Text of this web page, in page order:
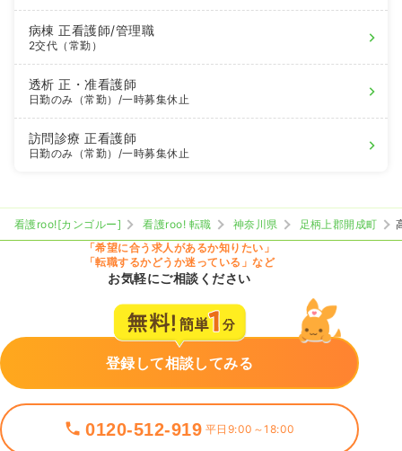
病棟正看護師/管理職
2交代（常勤）
透析正・准看護師
日勤のみ（常勤） /一時募集休止
訪問診療正看護師
日勤のみ（常勤） /一時募集休止
看護roo![カンゴルー] 看護roo! 転職 神奈川県 足柄上郡開成町
「希望に合う求人があるか知りたい」
「転職するかどうか迷っている」など
お気軽にご相談ください
登録して相談してみる
0120-512-919 平日9:00～18:00